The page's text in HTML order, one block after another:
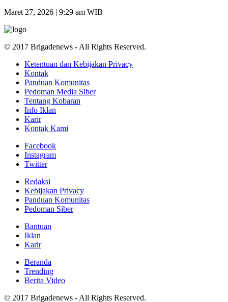
Maret 27, 2026 | 9:29 am WIB
© 2017 Brigadenews - All Rights Reserved.
Ketentuan dan Kebijakan Privacy
Kontak
Panduan Komunitas
Pedoman Media Siber
Tentang Kobaran
Info Iklan
Karir
Kontak Kami
Facebook
Instagram
Twitter
Redaksi
Kebijakan Privacy
Panduan Komunitas
Pedoman Siber
Bantuan
Iklan
Karir
Beranda
Trending
Berita Video
© 2017 Brigadenews - All Rights Reserved.